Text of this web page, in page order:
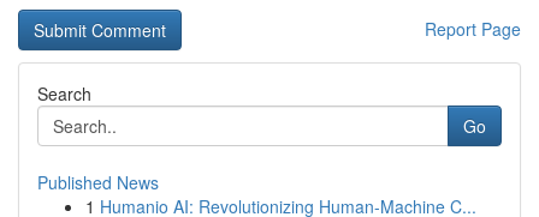
Report Page
Search
Go
Published News
1 Humanio AI: Revolutionizing Human-Machine C...